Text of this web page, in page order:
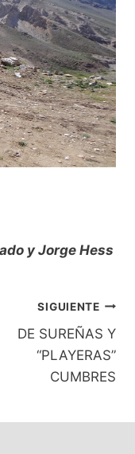
y Jorge Hess
SIGUIENTE
DE SUREÑAS Y
“PLAYERAS”
CUMBRES